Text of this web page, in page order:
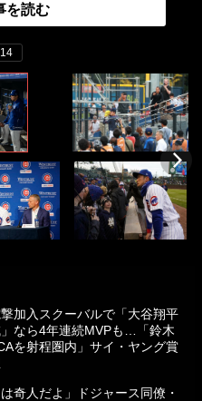
を読む
撃加入スクーバルで「大谷翔平
なら4年連続MVPも…「鈴木
を射程圏内」サイ・ヤング賞
は奇人だよ」ドジャース同僚・